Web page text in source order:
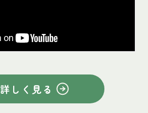
詳しく見る